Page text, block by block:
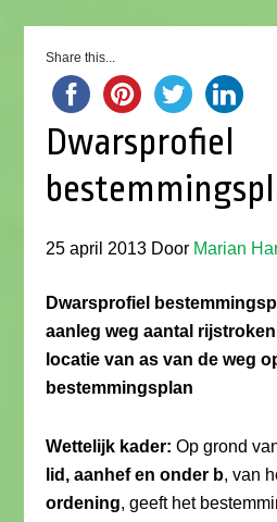
Share this...
Dwarsprofiel
25 april 2013 Door Marian
Dwarsprofiel
aanleg weg aantal
locatie van as van de weg
bestemmingsplan
Wettelijk kader:Op grond
lid, aanhef en onder b, van
ordening, geeft het